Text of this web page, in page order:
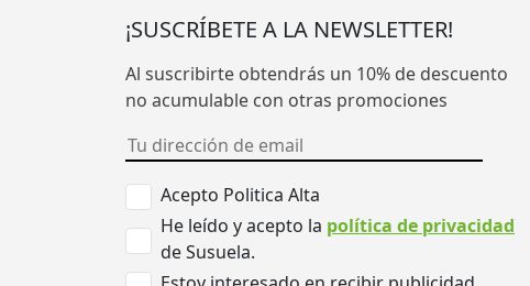
¡SUSCRÍBETE A LA NEWSLETTER!
Al suscribirte obtendrás un 10% de descuento
no acumulable con otras promociones
Acepto Politica Alta
He leído y acepto la política de privacidad
de Susuela.